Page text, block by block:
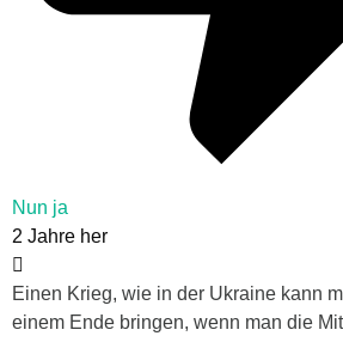
Nun ja
2 Jahre her
Einen Krieg, wie in der Ukraine kann
einem Ende bringen, wenn man die